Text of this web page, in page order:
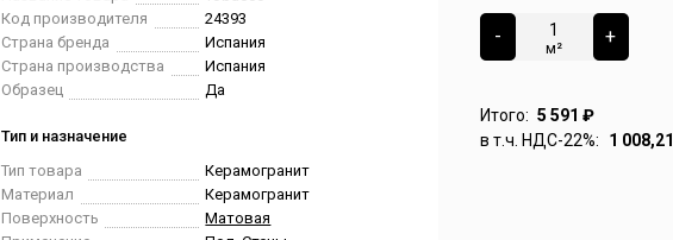
Код производителя
24393
Страна бренда
Испания
Страна производства
Испания
Образец
Да
Тип и назначение
Тип товара
Керамогранит
Материал
Керамогранит
Поверхность
Матовая
-
м²
+
Итого: 5 591 ₽
в т.ч. НДС-22%:
1 008,21